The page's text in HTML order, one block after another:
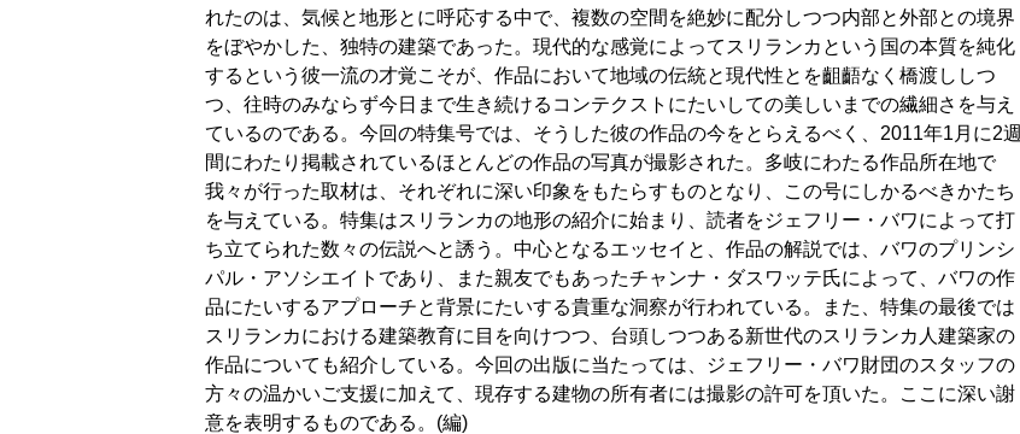
れたのは、気候と地形とに呼応する中で、複数の空間を絶妙に配分しつつ内部と外部との境界
をぼやかした、独特の建築であった。現代的な感覚によってスリランカという国の本質を純化
するという彼一流の才覚こそが、作品において地域の伝統と現代性とを齟齬なく橋渡ししつ
つ、往時のみならず今日まで生き続けるコンテクストにたいしての美しいまでの繊細さを与え
ているのである。今回の特集号では、そうした彼の作品の今をとらえるべく、2011年1月に2週
間にわたり掲載されているほとんどの作品の写真が撮影された。多岐にわたる作品所在地で
我々が行った取材は、それぞれに深い印象をもたらすものとなり、この号にしかるべきかたち
を与えている。特集はスリランカの地形の紹介に始まり、読者をジェフリー・バワによって打
ち立てられた数々の伝説へと誘う。中心となるエッセイと、作品の解説では、バワのプリンシ
パル・アソシエイトであり、また親友でもあったチャンナ・ダスワッテ氏によって、バワの作
品にたいするアプローチと背景にたいする貴重な洞察が行われている。また、特集の最後では
スリランカにおける建築教育に目を向けつつ、台頭しつつある新世代のスリランカ人建築家の
作品についても紹介している。今回の出版に当たっては、ジェフリー・バワ財団のスタッフの
方々の温かいご支援に加えて、現存する建物の所有者には撮影の許可を頂いた。ここに深い謝
意を表明するものである。(編)